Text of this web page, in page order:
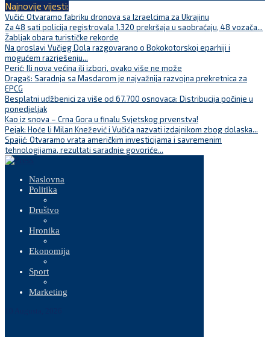
Najnovije vijesti:
Vučić: Otvaramo fabriku dronova sa Izraelcima za Ukrajinu
Za 48 sati policija registrovala 1.320 prekršaja u saobraćaju, 48 vozača...
Žabljak obara turističke rekorde
Na proslavi Vučjeg Dola razgovarano o Bokokotorskoj eparhiji i
mogućem razrješenju...
Perić: Ili nova većina ili izbori, ovako više ne može
Dragaš: Saradnja sa Masdarom je najvažnija razvojna prekretnica za
EPCG
Besplatni udžbenici za više od 67.700 osnovaca: Distribucija počinje u
ponedjeljak
Kao iz snova – Crna Gora u finalu Svjetskog prvenstva!
Pejak: Hoće li Milan Knežević i Vučića nazvati izdajnikom zbog dolaska...
Spajić: Otvaramo vrata američkim investicijama i savremenim
tehnologijama, rezultati saradnje govoriće...
Naslovna
Politika
Društvo
Hronika
Ekonomija
Sport
Marketing